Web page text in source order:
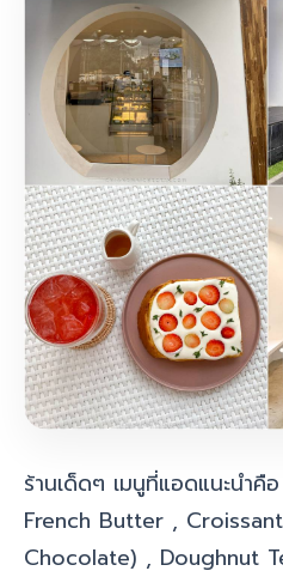
ร้านเด็ดๆ เมนูที่แอดแนะนำ
French Butter ,
Chocolate) , Doughnut